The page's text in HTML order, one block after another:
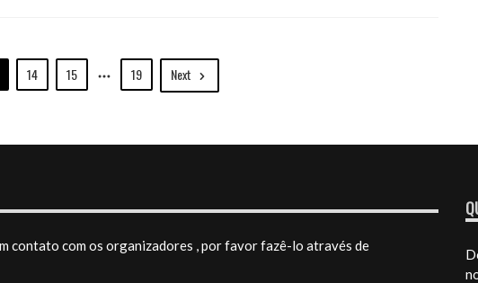
14 15 19 Next
contato com os organizadores , por favor fazê-lo através de